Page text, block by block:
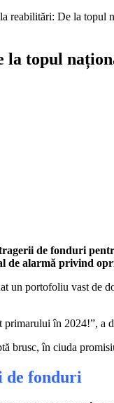
reabilitări: De la topul
topul
de fonduri
de alarmă privind
portofoliu vast de
în 2024!”, a
brusc, în ciuda
de fonduri